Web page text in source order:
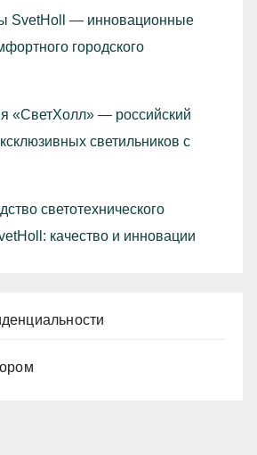
SvetHoll — инновационные
городского
«СветХолл» — российский
светильников с
светотехнического
качество и инновации